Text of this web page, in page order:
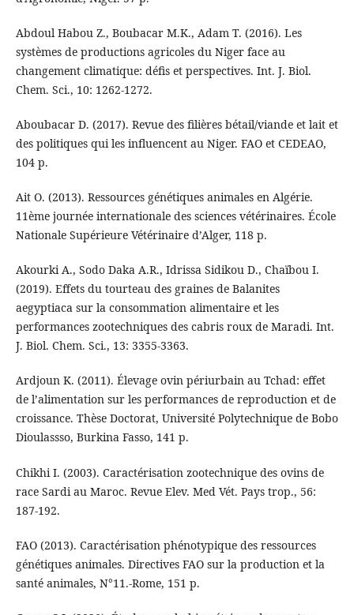
Abdoul Habou Z., Boubacar M.K., Adam T. (2016). Les
systèmes de productions agricoles du Niger face au
changement climatique: défis et perspectives. Int. J. Biol.
Chem. Sci., 10: 1262-1272.
Aboubacar D. (2017). Revue des filières bétail/viande et lait et
des politiques qui les influencent au Niger. FAO et CEDEAO,
104 p.
Ait O. (2013). Ressources génétiques animales en Algérie.
11ème journée internationale des sciences vétérinaires. École
Nationale Supérieure Vétérinaire d’Alger, 118 p.
Akourki A., Sodo Daka A.R., Idrissa Sidikou D., Chaïbou I.
(2019). Effets du tourteau des graines de Balanites
aegyptiaca sur la consommation alimentaire et les
performances zootechniques des cabris roux de Maradi. Int.
J. Biol. Chem. Sci., 13: 3355-3363.
Ardjoun K. (2011). Élevage ovin périurbain au Tchad: effet
de l’alimentation sur les performances de reproduction et de
croissance. Thèse Doctorat, Université Polytechnique de Bobo
Dioulassso, Burkina Fasso, 141 p.
Chikhi I. (2003). Caractérisation zootechnique des ovins de
race Sardi au Maroc. Revue Elev. Med Vét. Pays trop., 56:
187-192.
FAO (2013). Caractérisation phénotypique des ressources
génétiques animales. Directives FAO sur la production et la
santé animales, N°11.-Rome, 151 p.